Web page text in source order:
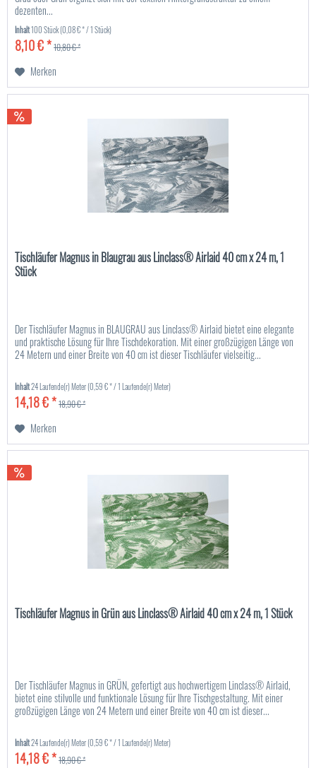
dezenten...
Inhalt100 Stück(0,08 € * / 1 Stück)
8,10 € *10,80 € *
Merken
Tischläufer Magnus in Blaugrau aus Linclass® Airlaid 40 cm x 24 m, 1
Stück
Der Tischläufer Magnus in BLAUGRAU aus Linclass® Airlaid bietet eine elegante
und praktische Lösung für Ihre Tischdekoration. Mit einer großzügigen Länge von
24 Metern und einer Breite von 40 cm ist dieser Tischläufer vielseitig...
Inhalt24 Laufende(r) Meter(0,59 € * / 1 Laufende(r) Meter)
14,18 € *18,90 € *
Merken
Tischläufer Magnus in Grün aus Linclass® Airlaid 40 cm x 24 m, 1 Stück
Der Tischläufer Magnus in GRÜN, gefertigt aus hochwertigem Linclass® Airlaid,
bietet eine stilvolle und funktionale Lösung für Ihre Tischgestaltung. Mit einer
großzügigen Länge von 24 Metern und einer Breite von 40 cm ist dieser...
Inhalt24 Laufende(r) Meter(0,59 € * / 1 Laufende(r) Meter)
14,18 € *18,90 € *